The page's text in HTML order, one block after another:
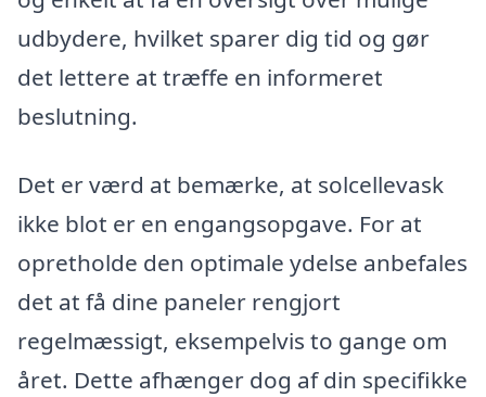
udbydere, hvilket sparer dig tid og gør
det lettere at træffe en informeret
beslutning.
Det er værd at bemærke, at solcellevask
ikke blot er en engangsopgave. For at
opretholde den optimale ydelse anbefales
det at få dine paneler rengjort
regelmæssigt, eksempelvis to gange om
året. Dette afhænger dog af din specifikke